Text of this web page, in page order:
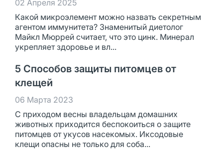
02 Апреля 2025
Какой микроэлемент можно назвать секретным
агентом иммунитета? Знаменитый диетолог
Майкл Мюррей считает, что это цинк. Минерал
укрепляет здоровье и вл...
5 Способов защиты питомцев от
клещей
06 Марта 2023
С приходом весны владельцам домашних
животных приходится беспокоиться о защите
питомцев от укусов насекомых. Иксодовые
клещи опасны не только для соба...